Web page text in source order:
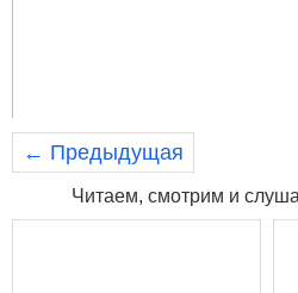
← Предыдущая
Читаем, смотрим и